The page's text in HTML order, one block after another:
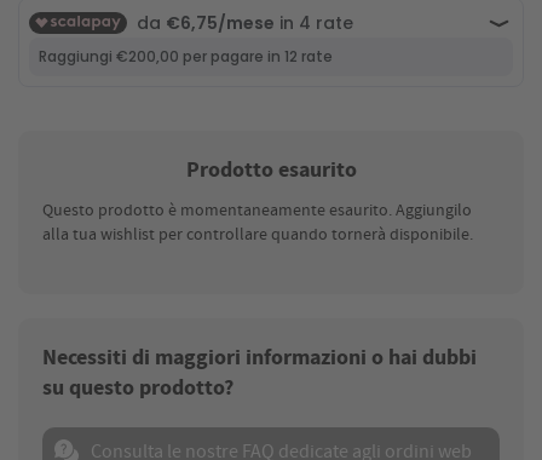
Prodotto esaurito
Questo prodotto è momentaneamente esaurito. Aggiungilo
alla tua wishlist per controllare quando tornerà disponibile.
Necessiti di maggiori informazioni o hai dubbi
su questo prodotto?
Consulta le nostre FAQ dedicate agli ordini web